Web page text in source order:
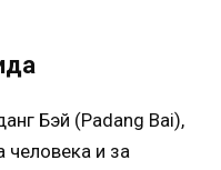
Бэй (Padang Bai),
человека и за